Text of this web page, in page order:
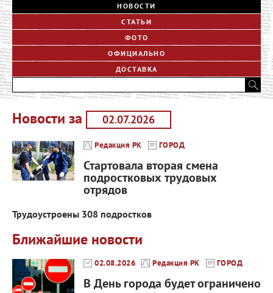
НОВОСТИ
СТАТЬИ
ФОТО
ОФИЦИАЛЬНО
ДОСТАВКА
Новости за
Редакция РК ГОРОД
Стартовала вторая смена
подростковых трудовых
отрядов
Трудоустроены 308 подростков
Ближайшие новости
02.08.2026 Редакция РК ГОРОД
В День города будет ограничено